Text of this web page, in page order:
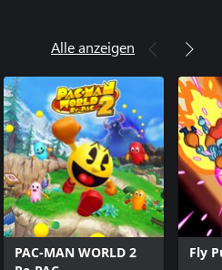
Alle anzeigen
PAC-MAN WORLD 2
Fly